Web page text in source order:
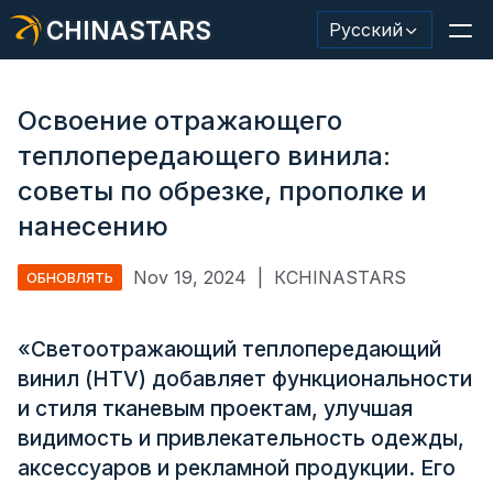
CHINASTARS Русский
Светоотражающий материал/лента
Модная светоотражающая ткань
Защитная одежда
Промышленная отделка для мытья
О КИНАССТАРС
Новый продукт
Освоение отражающего
теплопередающего винила:
советы по обрезке, прополке и
нанесению
ОБНОВЛЯТЬ Nov 19, 2024 КCHINASTARS
«Светоотражающий теплопередающий
винил (HTV) добавляет функциональности
и стиля тканевым проектам, улучшая
видимость и привлекательность одежды,
аксессуаров и рекламной продукции. Его